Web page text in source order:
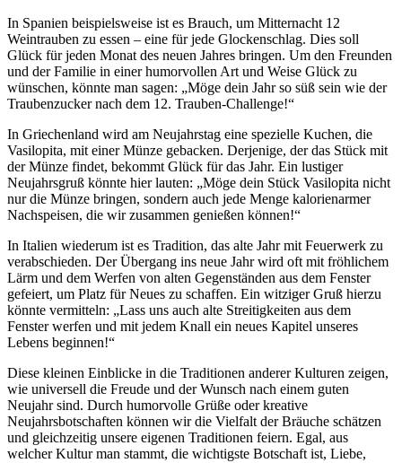
In Spanien beispielsweise ist es Brauch, um Mitternacht 12
Weintrauben zu essen – eine für jede Glockenschlag. Dies soll
Glück für jeden Monat des neuen Jahres bringen. Um den Freunden
und der Familie in einer humorvollen Art und Weise Glück zu
wünschen, könnte man sagen: „Möge dein Jahr so süß sein wie der
Traubenzucker nach dem 12. Trauben-Challenge!“
In Griechenland wird am Neujahrstag eine spezielle Kuchen, die
Vasilopita, mit einer Münze gebacken. Derjenige, der das Stück mit
der Münze findet, bekommt Glück für das Jahr. Ein lustiger
Neujahrsgruß könnte hier lauten: „Möge dein Stück Vasilopita nicht
nur die Münze bringen, sondern auch jede Menge kalorienarmer
Nachspeisen, die wir zusammen genießen können!“
In Italien wiederum ist es Tradition, das alte Jahr mit Feuerwerk zu
verabschieden. Der Übergang ins neue Jahr wird oft mit fröhlichem
Lärm und dem Werfen von alten Gegenständen aus dem Fenster
gefeiert, um Platz für Neues zu schaffen. Ein witziger Gruß hierzu
könnte vermitteln: „Lass uns auch alte Streitigkeiten aus dem
Fenster werfen und mit jedem Knall ein neues Kapitel unseres
Lebens beginnen!“
Diese kleinen Einblicke in die Traditionen anderer Kulturen zeigen,
wie universell die Freude und der Wunsch nach einem guten
Neujahr sind. Durch humorvolle Grüße oder kreative
Neujahrsbotschaften können wir die Vielfalt der Bräuche schätzen
und gleichzeitig unsere eigenen Traditionen feiern. Egal, aus
welcher Kultur man stammt, die wichtigste Botschaft ist, Liebe,